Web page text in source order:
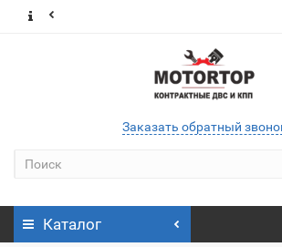
Заказать обратный
Каталог